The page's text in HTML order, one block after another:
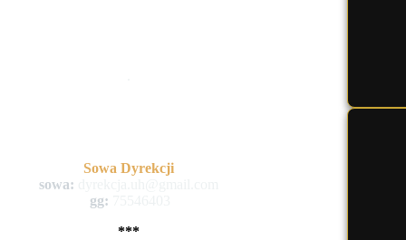
Sowa Dyrekcji
sowa:
gg:
***